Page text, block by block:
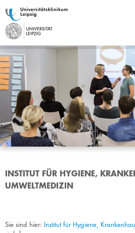
INSTITUT FÜR HYGIENE,
UMWELTMEDIZIN
Sie sind hier: Institut für Hygiene,